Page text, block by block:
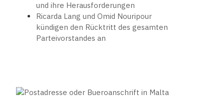
und ihre Herausforderungen
Ricarda Lang und Omid Nouripour
kündigen den Rücktritt des gesamten
Parteivorstandes an